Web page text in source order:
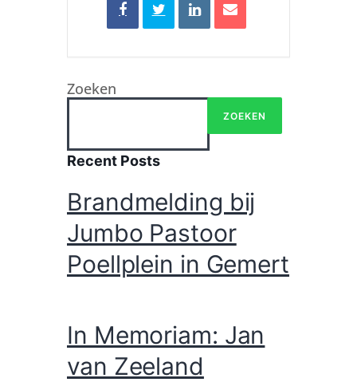
Zoeken
ZOEKEN
Recent Posts
Brandmelding bij
Jumbo Pastoor
Poellplein in Gemert
In Memoriam: Jan
van Zeeland